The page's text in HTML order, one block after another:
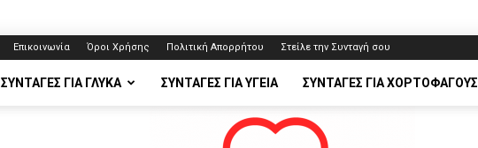
Επικοινωνία Όροι Χρήσης Πολιτική Απορρήτου Στείλε την Συνταγή σου
ΣΥΝΤΑΓΈΣ ΓΙΑ ΓΛΥΚΆ ΣΥΝΤΑΓΈΣ ΓΙΑ ΥΓΕΊΑ ΣΥΝΤΑΓΈΣ ΓΙΑ ΧΟΡΤΟΦΆΓΟΥΣ